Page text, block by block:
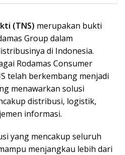
(TNS) merupakan bukti
Group dalam
di Indonesia.
Rodamas Consumer
telah berkembang menjadi
menawarkan solusi
distribusi, logistik,
informasi.
yang mencakup seluruh
menjangkau lebih dari